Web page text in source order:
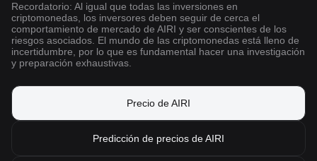
Recordatorio: Al igual que todas las inversiones en
criptomonedas, los inversores deben seguir de cerca el
comportamiento de mercado de AIRI y ser conscientes de los
riesgos asociados. El mundo de las criptomonedas está lleno de
incertidumbre, por lo que es fundamental hacer una investigación
y preparación exhaustivas.
Precio de AIRI
Predicción de precios de AIRI